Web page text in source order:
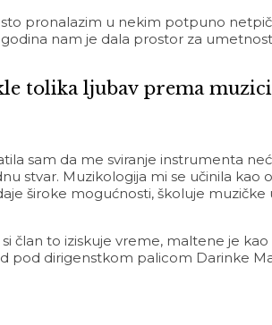
pronalazim u nekim potpuno
nam je dala prostor za
tolika ljubav prema
sam da me sviranje instrumenta
stvar. Muzikologija mi se učinila kao
široke mogućnosti, školuje muzičke
to iziskuje vreme, maltene je kao
pod dirigenstkom palicom Darinke